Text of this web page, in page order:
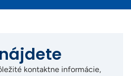
kontaktne informácie,